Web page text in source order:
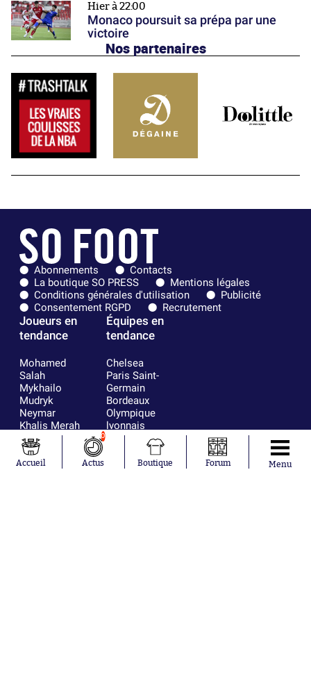
Hier à 22:00
Monaco poursuit sa prépa par une
victoire
Nos partenaires
Abonnements
Contacts
La boutique SO PRESS
Mentions légales
Conditions générales d'utilisation
Publicité
Consentement RGPD
Recrutement
Joueurs en
tendance
Mohamed
Salah
Mykhailo
Mudryk
Neymar
Khalis Merah
Loïs Openda
Moussa
Niakhaté
Équipes en
tendance
Chelsea
Paris Saint-
Germain
Bordeaux
Olympique
lyonnais
FIFA
Real Madrid
RC Strasbourg
Accueil
0
Actus Boutique Forum Menu